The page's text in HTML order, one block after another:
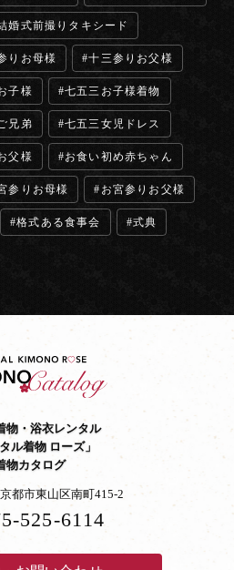
婚式前撮りタキシード
りお母様 十三参りお父様
子様 七五三お子様着物
兄弟 七五三女児ドレス
父様 お食い初め赤ちゃん
参りお母様 お宮参りお父様
格式ある食事会 式典
物・浴衣レンタル
ル着物 ローズ」
物カタログ
都市東山区南町415-2
525-6114